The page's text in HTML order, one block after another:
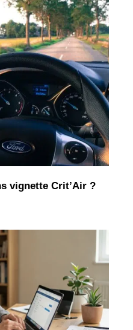
vignette Crit’Air ?